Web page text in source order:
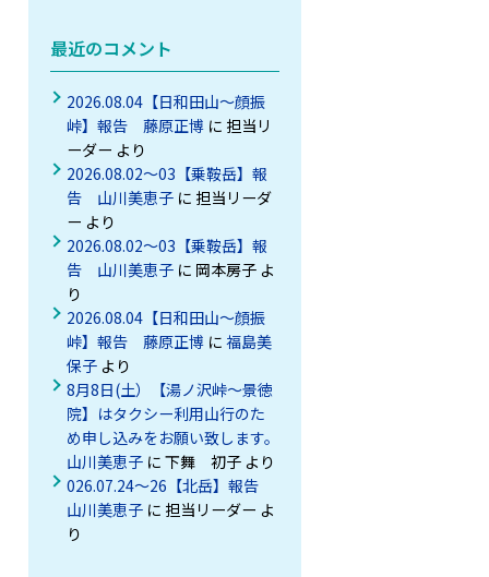
を
入
最近のコメント
2026.08.04【日和田山～顔振
峠】報告 藤原正博 に 担当リ
ーダー より
2026.08.02～03【乗鞍岳】報
告 山川美恵子 に 担当リーダ
ー より
2026.08.02～03【乗鞍岳】報
告 山川美恵子 に 岡本房子 よ
り
2026.08.04【日和田山～顔振
峠】報告 藤原正博 に 福島美
保子 より
8月8日(土）【湯ノ沢峠〜景徳
院】はタクシー利用山行のた
め申し込みをお願い致します。
山川美恵子 に 下舞 初子 より
026.07.24～26【北岳】報告
山川美恵子 に 担当リーダー よ
り